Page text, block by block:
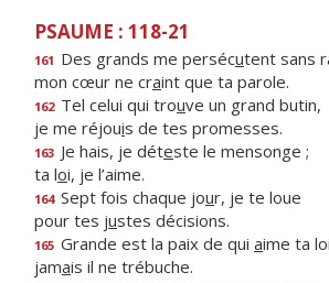
PSAUME : 118-21
161 Des grands me persécutent sans
mon cœur ne craint que ta parole.
162 Tel celui qui trouve un grand butin,
je me réjouis de tes promesses.
163 Je hais, je déteste le mensonge ;
ta loi, je l’aime.
164 Sept fois chaque jour, je te loue
pour tes justes décisions.
165 Grande est la paix de qui aime ta
jamais il ne trébuche.